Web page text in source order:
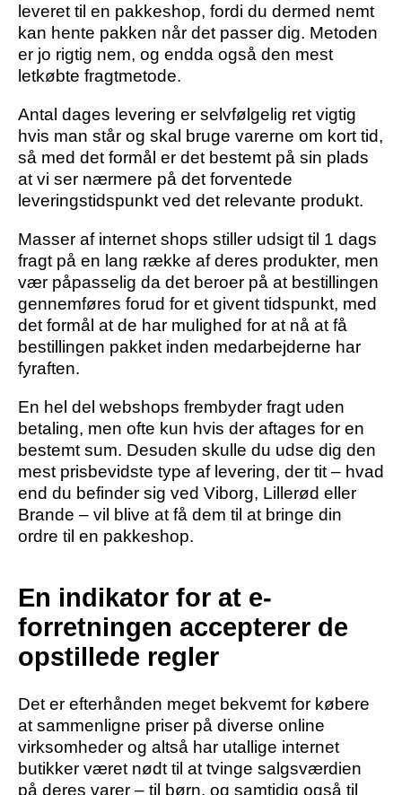
leveret til en pakkeshop, fordi du dermed nemt
kan hente pakken når det passer dig. Metoden
er jo rigtig nem, og endda også den mest
letkøbte fragtmetode.
Antal dages levering er selvfølgelig ret vigtig
hvis man står og skal bruge varerne om kort tid,
så med det formål er det bestemt på sin plads
at vi ser nærmere på det forventede
leveringstidspunkt ved det relevante produkt.
Masser af internet shops stiller udsigt til 1 dags
fragt på en lang række af deres produkter, men
vær påpasselig da det beroer på at bestillingen
gennemføres forud for et givent tidspunkt, med
det formål at de har mulighed for at nå at få
bestillingen pakket inden medarbejderne har
fyraften.
En hel del webshops frembyder fragt uden
betaling, men ofte kun hvis der aftages for en
bestemt sum. Desuden skulle du udse dig den
mest prisbevidste type af levering, der tit – hvad
end du befinder sig ved Viborg, Lillerød eller
Brande – vil blive at få dem til at bringe din
ordre til en pakkeshop.
En indikator for at e-
forretningen accepterer de
opstillede regler
Det er efterhånden meget bekvemt for købere
at sammenligne priser på diverse online
virksomheder og altså har utallige internet
butikker været nødt til at tvinge salgsværdien
på deres varer – til børn, og samtidig også til